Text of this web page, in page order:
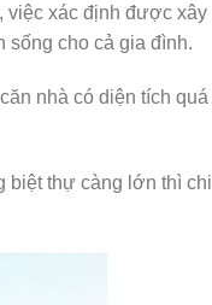
việc xác định được xây
sống cho cả gia đình.
nhà có diện tích quá
biệt thự càng lớn thì chi